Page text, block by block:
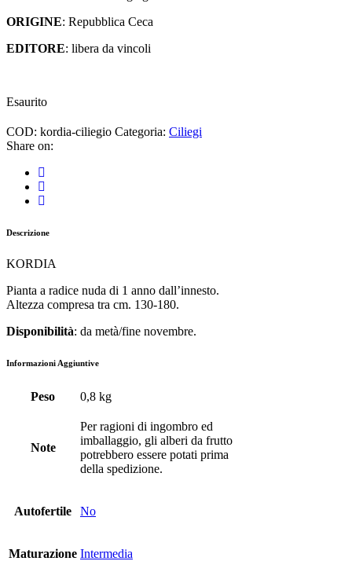
ORIGINE: Repubblica Ceca
EDITORE: libera da vincoli
Esaurito
COD: kordia-ciliegio Categoria: Ciliegi
Share on:
Descrizione
KORDIA
Pianta a radice nuda di 1 anno dall’innesto.
Altezza compresa tra cm. 130-180.
Disponibilità: da metà/fine novembre.
Informazioni Aggiuntive
Peso 0,8 kg
Note
Per ragioni di ingombro ed
imballaggio, gli alberi da frutto
potrebbero essere potati prima
della spedizione.
Autofertile No
Maturazione Intermedia